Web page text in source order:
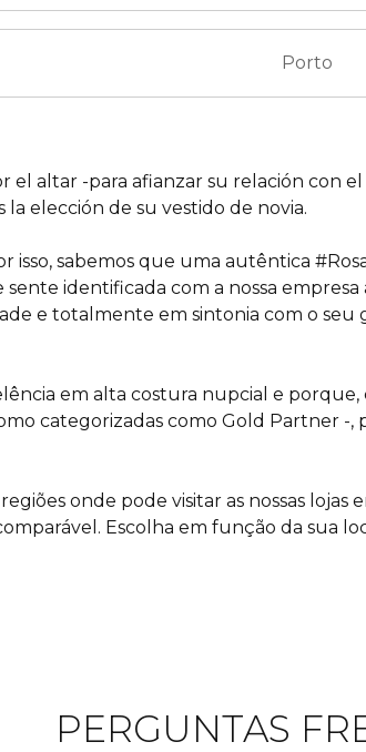
Porto
el altar -para afianzar su relación con
elección de su vestido de novia.
isso, sabemos que uma autêntica
identificada com a nossa
e totalmente em sintonia com o
em alta costura nupcial e
categorizadas como Gold Partner
onde pode visitar as nossas
Escolha em função da sua
PERGUNTAS